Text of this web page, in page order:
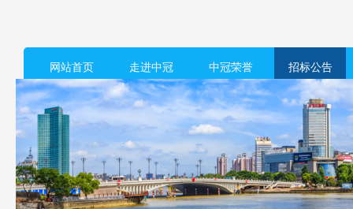
网站首页 走进中冠 中冠荣誉 招标公告